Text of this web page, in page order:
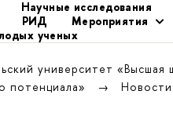
Научные исследования
РИД Мероприятия
ученых
университет «Высшая
потенциала»
Новости